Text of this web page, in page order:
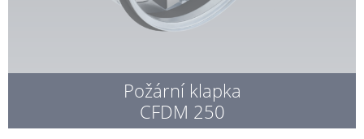
Požární klapka
CFDM 250